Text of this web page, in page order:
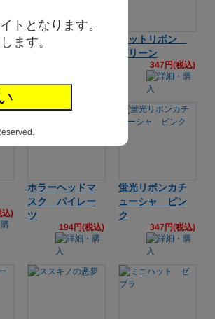
トとなります。
ます。アニマル帽子
ドットリボン
グリーン
347円(税込)
込)
ホラーヘッドマ
スク パイレー
ツ
194円(税込)
蛍光リボンカチ
ューシャ ピン
ク
347円(税込)